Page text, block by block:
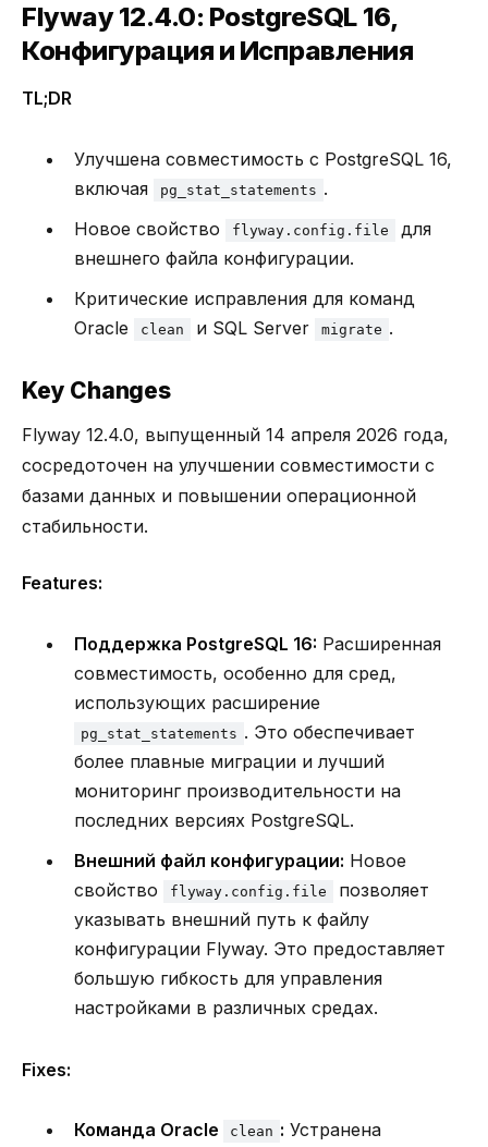
Flyway 12.4.0: PostgreSQL 16,
Конфигурация и Исправления
TL;DR
Улучшена совместимость с PostgreSQL 16,
включая
pg_stat_statements .
Новое свойство
flyway.config.file
для
внешнего файла конфигурации.
Критические исправления для команд
Oracle
clean и SQL Server migrate .
Key Changes
Flyway 12.4.0, выпущенный 14 апреля 2026 года,
сосредоточен на улучшении совместимости с
базами данных и повышении операционной
стабильности.
Features:
Поддержка PostgreSQL 16: Расширенная
совместимость, особенно для сред,
использующих расширение
pg_stat_statements . Это обеспечивает
более плавные миграции и лучший
мониторинг производительности на
последних версиях PostgreSQL.
Внешний файл конфигурации: Новое
свойство
flyway.config.file
позволяет
указывать внешний путь к файлу
конфигурации Flyway. Это предоставляет
большую гибкость для управления
настройками в различных средах.
Fixes:
Команда Oracle clean : Устранена